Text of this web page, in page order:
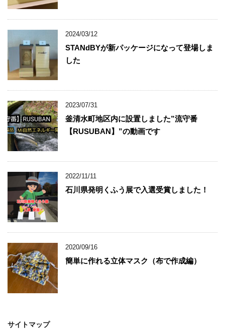
2024/03/12
STANdBYが新パッケージになって登場しま
した
2023/07/31
釜清水町地区内に設置しました”流守番
【RUSUBAN】”の動画です
2022/11/11
石川県発明くふう展で入選受賞しました！
2020/09/16
簡単に作れる立体マスク（布で作成編）
サイトマップ